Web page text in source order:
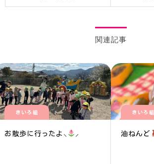
関連記事
きいろ組
お散歩に行ったよ⸜ ⸝‍
きいろ組
油ねんど